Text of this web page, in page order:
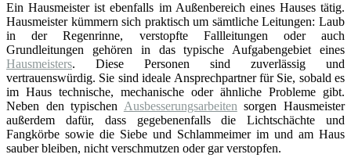
Ein Hausmeister ist ebenfalls im Außenbereich eines Hauses tätig.
Hausmeister kümmern sich praktisch um sämtliche Leitungen: Laub
in der Regenrinne, verstopfte Fallleitungen oder auch
Grundleitungen gehören in das typische Aufgabengebiet eines
Hausmeisters. Diese Personen sind zuverlässig und
vertrauenswürdig. Sie sind ideale Ansprechpartner für Sie, sobald es
im Haus technische, mechanische oder ähnliche Probleme gibt.
Neben den typischen Ausbesserungsarbeiten sorgen Hausmeister
außerdem dafür, dass gegebenenfalls die Lichtschächte und
Fangkörbe sowie die Siebe und Schlammeimer im und am Haus
sauber bleiben, nicht verschmutzen oder gar verstopfen.